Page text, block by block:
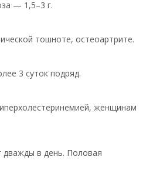
— 1,5–3 г.
тошноте, остеоартрите.
3 суток подряд.
женщинам
дважды в день. Половая